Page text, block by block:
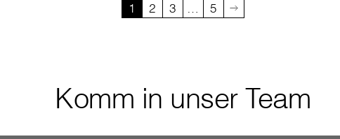
1 2 3 5
Komm in unser Team